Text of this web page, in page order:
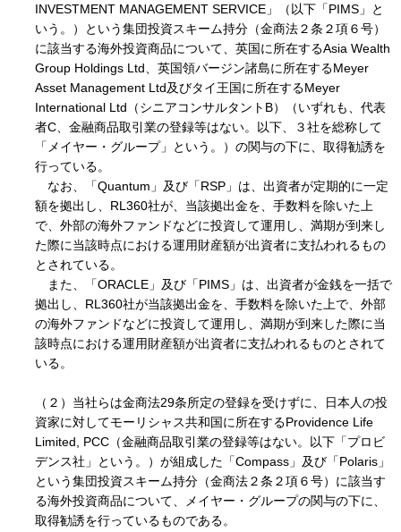
INVESTMENT MANAGEMENT SERVICE」（以下「PIMS」と
いう。）という集団投資スキーム持分（金商法２条２項６号）
に該当する海外投資商品について、英国に所在するAsia Wealth
Group Holdings Ltd、英国領バージン諸島に所在するMeyer
Asset Management Ltd及びタイ王国に所在するMeyer
International Ltd（シニアコンサルタントB）（いずれも、代表
者C、金融商品取引業の登録等はない。以下、３社を総称して
「メイヤー・グループ」という。）の関与の下に、取得勧誘を
行っている。
なお、「Quantum」及び「RSP」は、出資者が定期的に一定
額を拠出し、RL360社が、当該拠出金を、手数料を除いた上
で、外部の海外ファンドなどに投資して運用し、満期が到来し
た際に当該時点における運用財産額が出資者に支払われるもの
とされている。
また、「ORACLE」及び「PIMS」は、出資者が金銭を一括で
拠出し、RL360社が当該拠出金を、手数料を除いた上で、外部
の海外ファンドなどに投資して運用し、満期が到来した際に当
該時点における運用財産額が出資者に支払われるものとされて
いる。
（２）当社らは金商法29条所定の登録を受けずに、日本人の投
資家に対してモーリシャス共和国に所在するProvidence Life
Limited, PCC（金融商品取引業の登録等はない。以下「プロビ
デンス社」という。）が組成した「Compass」及び「Polaris」
という集団投資スキーム持分（金商法２条２項６号）に該当す
る海外投資商品について、メイヤー・グループの関与の下に、
取得勧誘を行っているものである。